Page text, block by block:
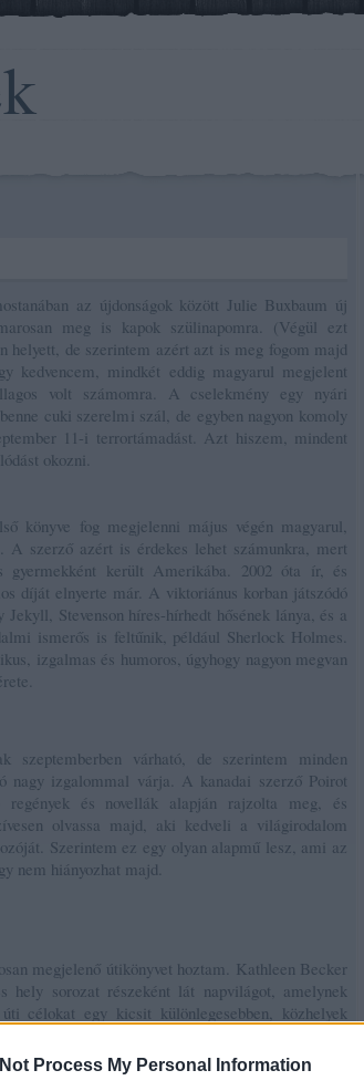
Process My Personal Information
az újdonságok között Julie Buxbaum új
meg is kapok szülinapomra. (Végül ezt
helyett, de szerintem azért azt is meg fogom majd
kedvencem, mindkét eddig magyarul megjelent
volt számomra. A cselekmény egy nyári
cuki szerelmi szál, de egyben nagyon komoly
11-i terrortámadást. Azt hiszem, mindent
okozni.
könyve fog megjelenni május végén magyarul,
A szerző azért is érdekes lehet számunkra, mert
gyermekként került Amerikába. 2002 óta ír, és
díját elnyerte már. A viktoriánus korban játszódó
Stevenson híres-hírhedt hősének lánya, és a
ismerős is feltűnik, például Sherlock Holmes.
izgalmas és humoros, úgyhogy nagyon megvan
szeptemberben várható, de szerintem minden
nagy izgalommal várja. A kanadai szerző Poirot
és novellák alapján rajzolta meg, és
olvassa majd, aki kedveli a világirodalom
Szerintem ez egy olyan alapmű lesz, ami az
nem hiányozhat majd.
megjelenő útikönyvet hoztam. Kathleen Becker
hely sorozat részeként lát napvilágot, amelynek
célokat egy kicsit különlegesebben, közhelyek
vagyok a rejtett kincsekre, meglepetésekre,
a segítségével bukkanhatunk.